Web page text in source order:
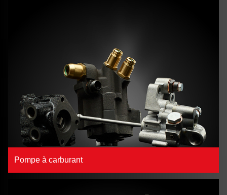
Pompe à carburant